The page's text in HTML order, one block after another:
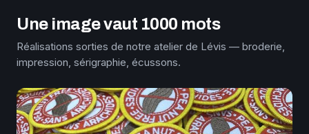
Une image vaut 1000 mots
Réalisations sorties de notre atelier de Lévis — broderie,
impression, sérigraphie, écussons.